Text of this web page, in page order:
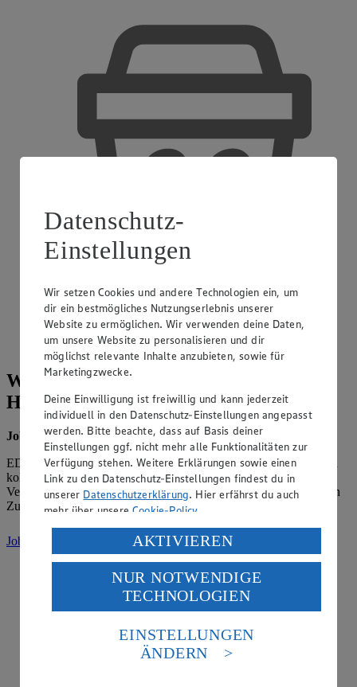
Regood Becher
Wir suchen dich – Jobs bei Nah und Gut
Handelsmann!
Jobs
EDEKA bietet dir Sicherheit, Entwicklungsmöglichkeiten und ein
kollegiales Miteinander. Werde Teil eines starken Teams mit
Verantwortung, Regionalität und echter Perspektive – heute und in
Zukunft.
Jobs ansehen (Link öffnet in neuem Fenster)
Datenschutz-
Einstellungen
Wir setzen Cookies und andere Technologien ein, um
dir ein bestmögliches Nutzungserlebnis unserer
Website zu ermöglichen. Wir verwenden deine Daten,
um unsere Website zu personalisieren und dir
möglichst relevante Inhalte anzubieten, sowie für
Marketingzwecke.
Deine Einwilligung ist freiwillig und kann jederzeit
individuell in den Datenschutz-Einstellungen angepasst
werden. Bitte beachte, dass auf Basis deiner
Einstellungen ggf. nicht mehr alle Funktionalitäten zur
Verfügung stehen. Weitere Erklärungen sowie einen
Link zu den Datenschutz-Einstellungen findest du in
unserer Datenschutzerklärung. Hier erfährst du auch
mehr über unsereCookie-Policy.
Verarbeitung deiner personenbezogenen Daten in den
USA durch Facebook und YouTube:
Wenn du auf „Aktivieren“ klickst, willigst du im Sinne
des Art. 49 Abs. 1 Satz 1 lit. a) DSGVO ein, dass deine
Daten in den USA verarbeitet werden. Der EuGH sieht
die USA als Land mit einem nach europäischen
Standards nicht angemessenen Datenschutzniveau an.
Es besteht das Risiko eines Zugriffs durch US-
AKTIVIEREN
NUR NOTWENDIGE
TECHNOLOGIEN
EINSTELLUNGEN
ÄNDERN